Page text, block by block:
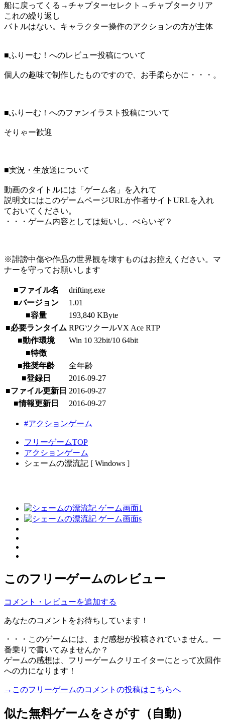
船に戻ってくる→チャプターセレクト→チャプタークリア
これの繰り返し
バトルはない。キャラクター操作のアクションの方が主体
■ふりーむ！へのレビュー投稿について
個人の趣味で制作したものですので、お手柔らかに・・・。
■ふりーむ！へのファンイラスト投稿について
そりゃー歓迎
■実況・生放送について
動画のタイトルには「ゲーム名」を入れて
説明文にはこのゲームページURLか作者サイトURLを入れ
ておいてください。
・・・ゲーム内容としては短いし、ぺらいぞ？
※誹謗中傷や作品の世界観を壊すものはお控えください。マ
ナーを守ってお願いします
■ファイル名
drifting.exe
■バージョン
1.01
■容量
193,840 KByte
■必要ランタイム RPGツクールVX Ace RTP
■動作環境
Win 10 32bit/10 64bit
■特徴
■推奨年齢
全年齢
■登録日
2016-09-27
■ファイル更新日 2016-09-27
■情報更新日
2016-09-27
#アクションゲーム
フリーゲームTOP
アクションゲーム
シェームの漂流記 [ Windows ]
このフリーゲームのレビュー
コメント・レビューを追加する
あなたのコメントをお待ちしています！
・・・このゲームには、まだ感想が投稿されていません。一
番乗りで書いてみませんか？
ゲームの感想は、フリーゲームクリエイターにとって次回作
への力になります！
→このフリーゲームのコメントの投稿はこちらへ
似た無料ゲームをさがす（自動）